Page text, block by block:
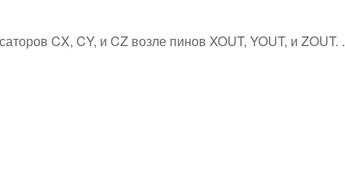
CX, CY, и CZ возле пинов XOUT, YOUT, и ZOUT. .